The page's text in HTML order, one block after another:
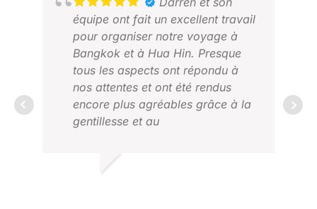
prix. Nous avons joué trois jours
au golf, principalement de 8h30 à
12h30, puis nous avons déjeuné
sur le terrain de golf. La nourriture
est très délicieuse.
équipe ont fait un excellent travail
pour organiser notre voyage à
Bangkok et à Hua Hin. Presque
tous les aspects ont répondu à
nos attentes et ont été rendus
encore plus agréables grâce à la
gentillesse et au